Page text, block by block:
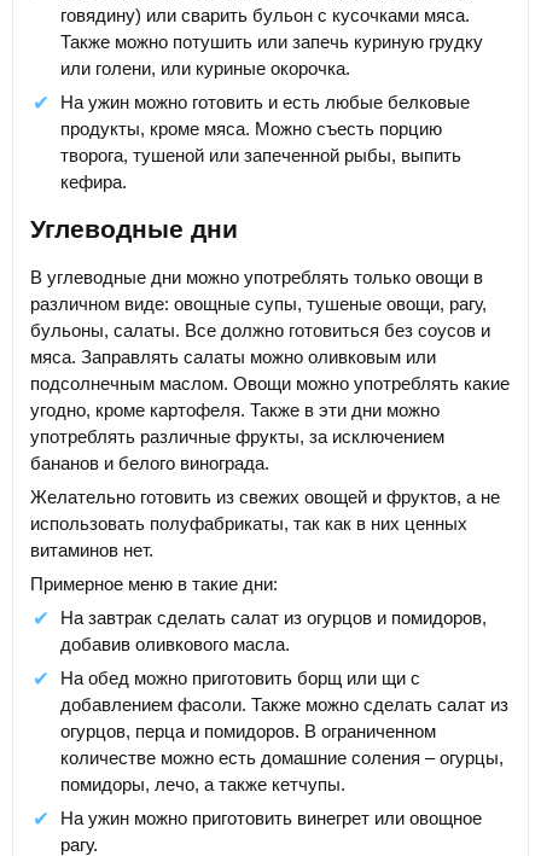
говядину) или сварить бульон с кусочками мяса.
Также можно потушить или запечь куриную грудку
или голени, или куриные окорочка.
На ужин можно готовить и есть любые белковые
продукты, кроме мяса. Можно съесть порцию
творога, тушеной или запеченной рыбы, выпить
кефира.
Углеводные дни
В углеводные дни можно употреблять только овощи в
различном виде: овощные супы, тушеные овощи, рагу,
бульоны, салаты. Все должно готовиться без соусов и
мяса. Заправлять салаты можно оливковым или
подсолнечным маслом. Овощи можно употреблять какие
угодно, кроме картофеля. Также в эти дни можно
употреблять различные фрукты, за исключением
бананов и белого винограда.
Желательно готовить из свежих овощей и фруктов, а не
использовать полуфабрикаты, так как в них ценных
витаминов нет.
Примерное меню в такие дни:
На завтрак сделать салат из огурцов и помидоров,
добавив оливкового масла.
На обед можно приготовить борщ или щи с
добавлением фасоли. Также можно сделать салат из
огурцов, перца и помидоров. В ограниченном
количестве можно есть домашние соления – огурцы,
помидоры, лечо, а также кетчупы.
На ужин можно приготовить винегрет или овощное
рагу.